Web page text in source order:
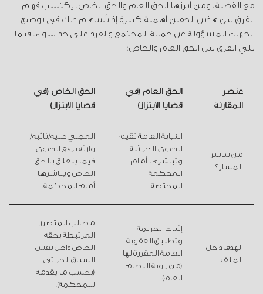
مع القضية، ومن أبرزها الحق العام والحق الخاص. يكتسب فهم
الفرق بين هذين الحقين أهمية كبيرة إذ يُساهم ذلك في توضيح
الجهات المسؤولة عن حماية المجتمع والفرد على حد سواء. فيما
يلي الفرق بين الحق العام والخاص:
عنصر
المقارنة
الحق العام (في
قضايا الابتزاز)
الحق الخاص (في
قضايا الابتزاز)
من يباشر
المسار؟
النيابة العامة تقيم
الدعوى الجزائية
وتباشرها أمام
المحكمة
المختصة.
المجني عليه/نائبه/
وارثه يرفع الدعوى
فيما يتعلق بالحق
الخاص ويباشرها
أمام المحكمة.
الهدف داخل
الملف
إثبات الجريمة
وتطبيق العقوبة
العامة المقررة لها
(من زاوية النظام
العام).
مطالب المتضرر
المرتبطة بحقه
الخاص داخل نفس
السياق الجزائي
(بحسب ما يقدمه
للمحكمة).